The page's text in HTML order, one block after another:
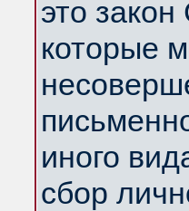
это
которые
иного
сбор